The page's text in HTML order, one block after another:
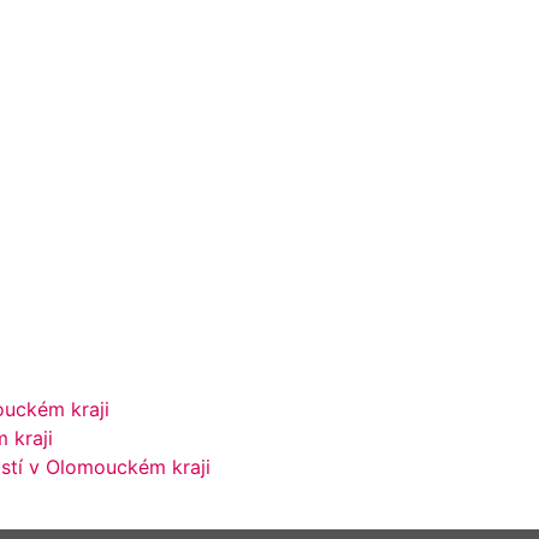
kraji
kraji
v Olomouckém kraji